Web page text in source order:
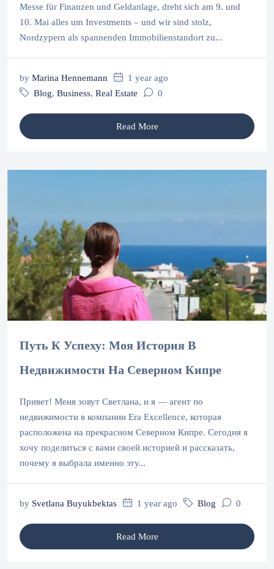
Messe für Finanzen und Geldanlage, dreht sich am 9. und
10. Mai alles um Investments – und wir sind stolz,
Nordzypern als spannenden Immobilienstandort zu...
by Marina Hennemann
1 year ago
Blog, Business, Real Estate 0
Read More
Путь К Успеху: Моя История В
Недвижимости На Северном Кипре
Привет! Меня зовут Светлана, и я — агент по
недвижимости в компании Era Excellence, которая
расположена на прекрасном Северном Кипре. Сегодня я
хочу поделиться с вами своей историей и рассказать,
почему я выбрала именно эту...
by Svetlana Buyukbektas 1 year ago Blog 0
Read More